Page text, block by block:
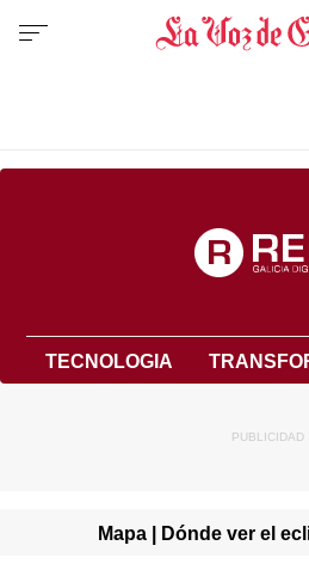
TECNOLOGIA
Mapa | Dónde ver el